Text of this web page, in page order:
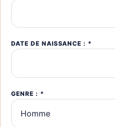
DATE DE NAISSANCE : *
GENRE : *